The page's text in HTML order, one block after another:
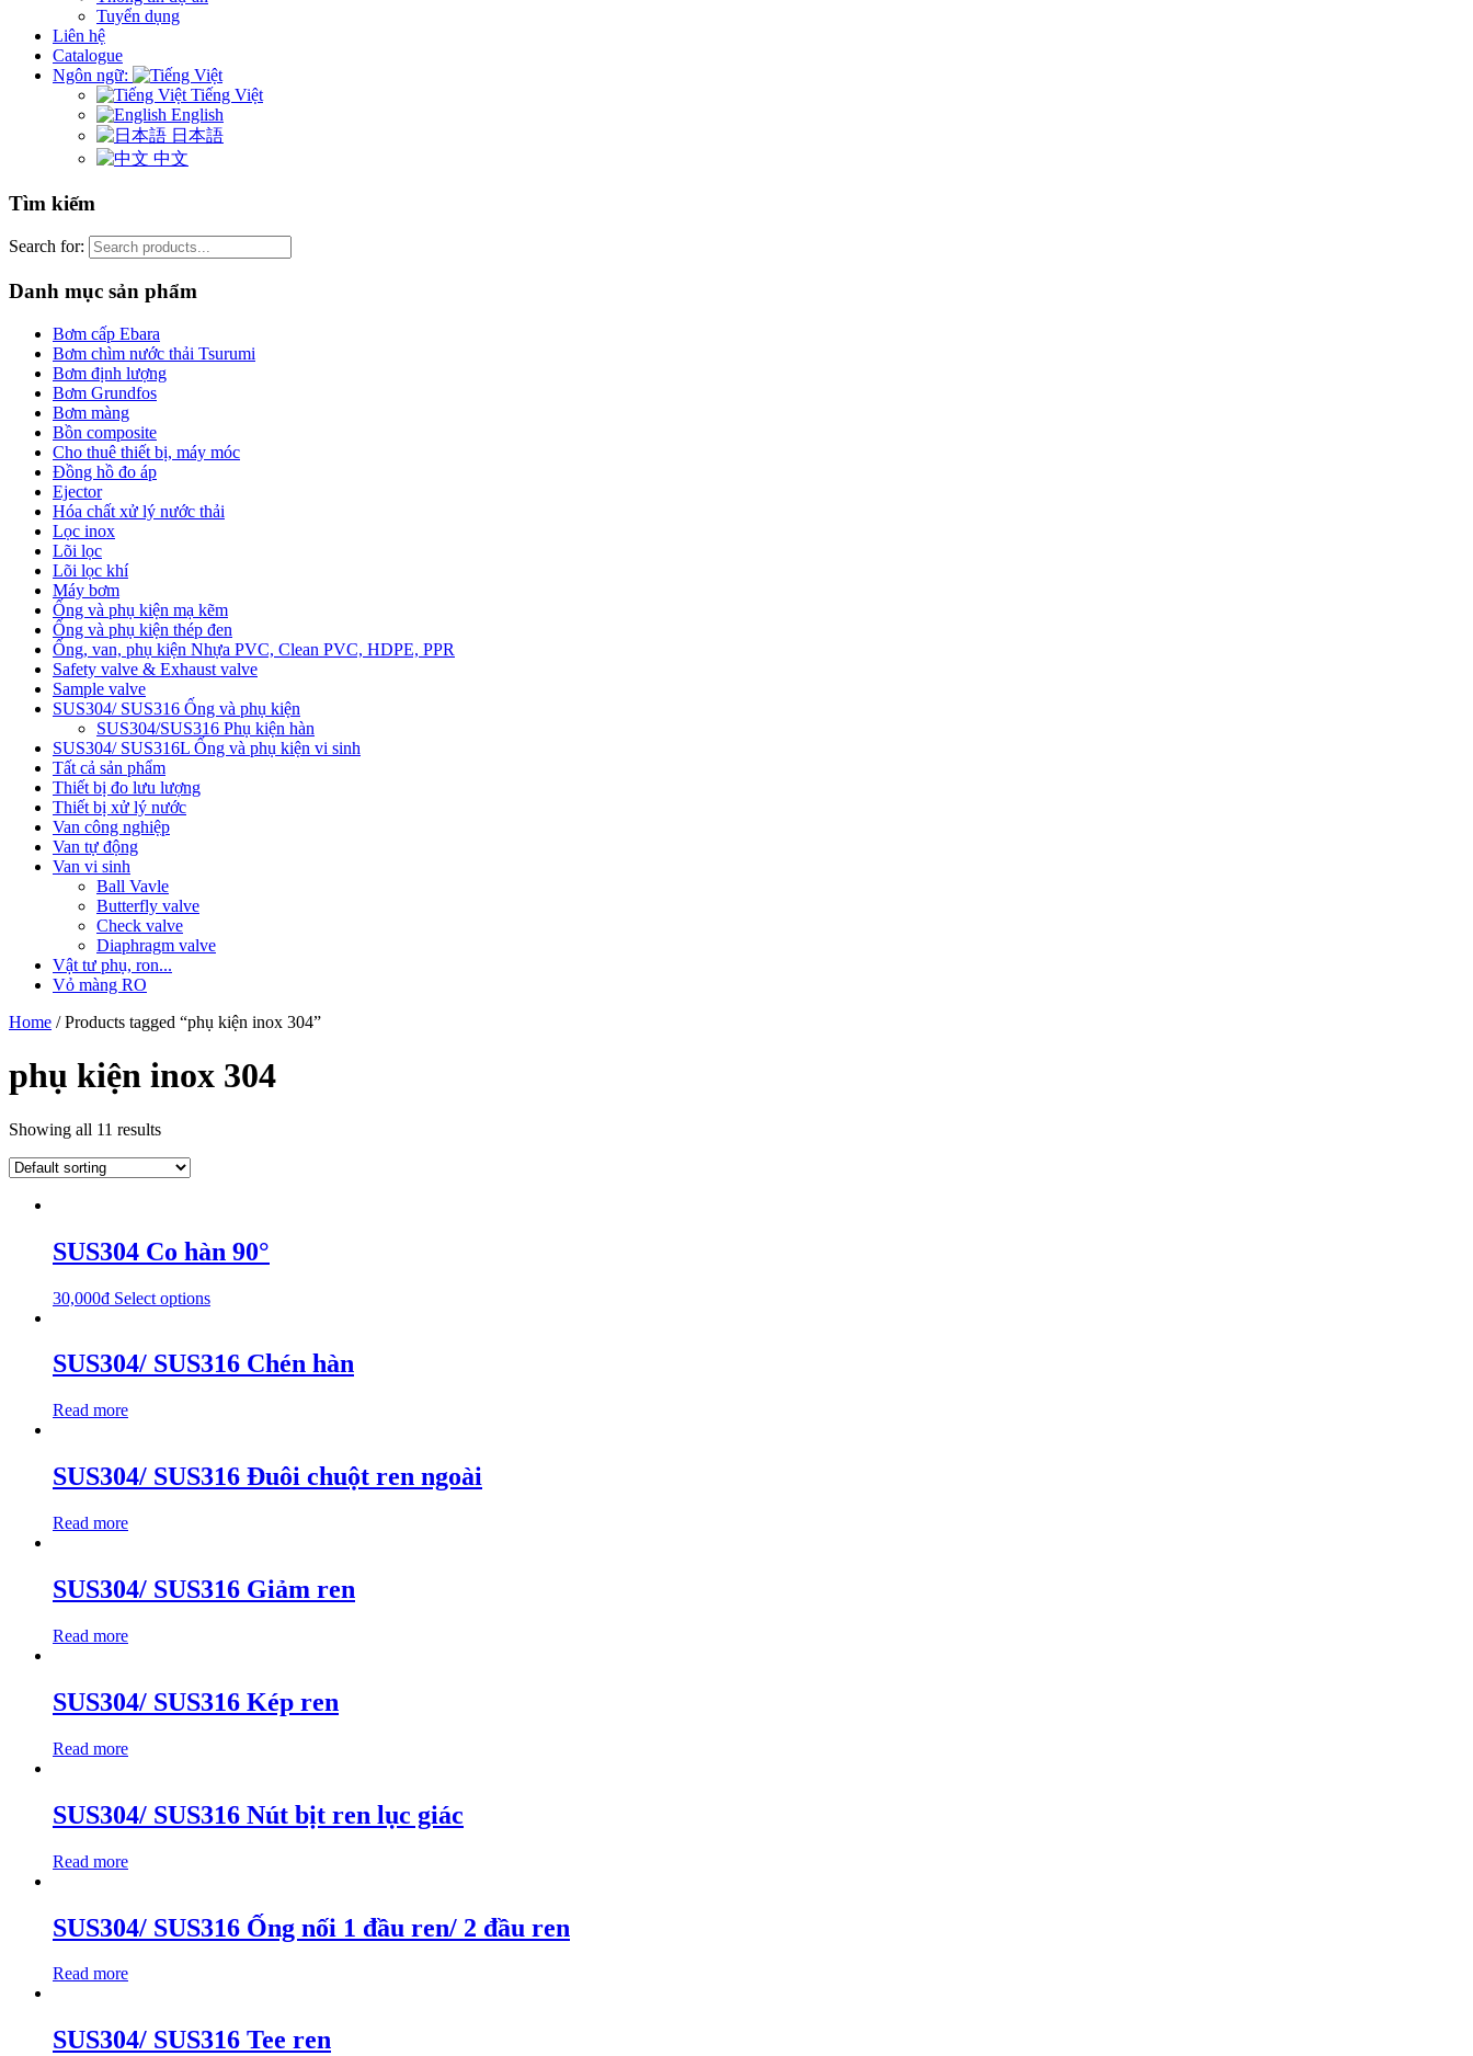
Tuyển dụng
Liên hệ
Catalogue
Ngôn ngữ:
Tiếng Việt
English
日本語
中文
Tìm kiếm
Search for:
Danh mục sản phẩm
Bơm cấp Ebara
Bơm chìm nước thải Tsurumi
Bơm định lượng
Bơm Grundfos
Bơm màng
Bồn composite
Cho thuê thiết bị, máy móc
Đồng hồ đo áp
Ejector
Hóa chất xử lý nước thải
Lọc inox
Lõi lọc
Lõi lọc khí
Máy bơm
Ống và phụ kiện mạ kẽm
Ống và phụ kiện thép đen
Ống, van, phụ kiện Nhựa PVC, Clean PVC, HDPE, PPR
Safety valve & Exhaust valve
Sample valve
SUS304/ SUS316 Ống và phụ kiện
SUS304/SUS316 Phụ kiện hàn
SUS304/ SUS316L Ống và phụ kiện vi sinh
Tất cả sản phẩm
Thiết bị đo lưu lượng
Thiết bị xử lý nước
Van công nghiệp
Van tự động
Van vi sinh
Ball Vavle
Butterfly valve
Check valve
Diaphragm valve
Vật tư phụ, ron...
Vỏ màng RO
Home / Products tagged “phụ kiện inox 304”
phụ kiện inox 304
Showing all 11 results
SUS304 Co hàn 90°
30,000₫ Select options
SUS304/ SUS316 Chén hàn
Read more
SUS304/ SUS316 Đuôi chuột ren ngoài
Read more
SUS304/ SUS316 Giảm ren
Read more
SUS304/ SUS316 Kép ren
Read more
SUS304/ SUS316 Nút bịt ren lục giác
Read more
SUS304/ SUS316 Ống nối 1 đầu ren/ 2 đầu ren
Read more
SUS304/ SUS316 Tee ren